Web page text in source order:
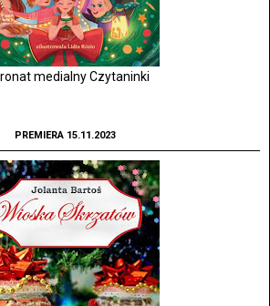
medialny Czytaninki
PREMIERA 15.11.2023